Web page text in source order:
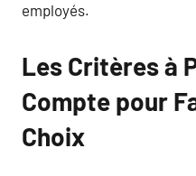
employés.
Les Critères à
Compte pour
Choix